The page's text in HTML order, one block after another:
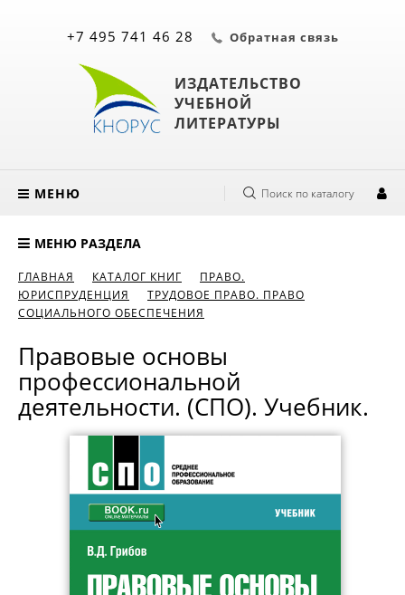
ИЗДАТЕЛЬСТВО
УЧЕБНОЙ
ЛИТЕРАТУРЫ
+7 495 741 46 28 Обратная связь
МЕНЮ Поиск по каталогу
МЕНЮ РАЗДЕЛА
ГЛАВНАЯ КАТАЛОГ КНИГ
ПРАВО.
ЮРИСПРУДЕНЦИЯ
ТРУДОВОЕ ПРАВО. ПРАВО
СОЦИАЛЬНОГО ОБЕСПЕЧЕНИЯ
Правовые основы
профессиональной
деятельности. (СПО). Учебник.